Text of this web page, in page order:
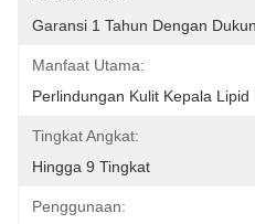
Garansi 1 Tahun Dengan
Manfaat Utama:
Perlindungan Kulit Kepala
Tingkat Angkat:
Hingga 9 Tingkat
Penggunaan: